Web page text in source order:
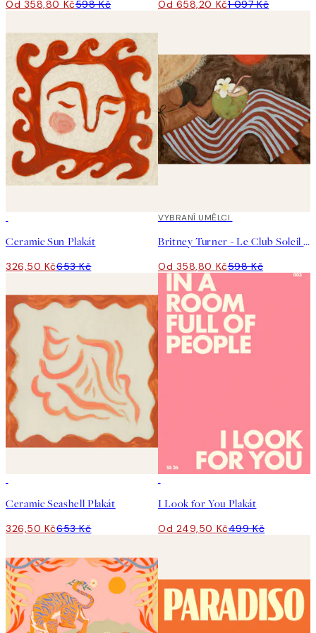
Od 358,80 Kč598 Kč Od 658,20 Kč1 097 Kč
Ceramic Sun Plakát
326,50 Kč653 Kč
40%*
VYBRANÍ UMĚLCI
Britney Turner - Le Club Soleil Plakát
Od 358,80 Kč598 Kč
Ceramic Seashell Plakát
326,50 Kč653 Kč
I Look for You Plakát
Od 249,50 Kč499 Kč